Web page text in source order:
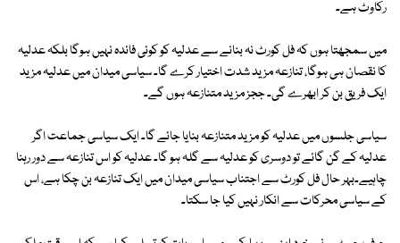
رکاوٹ ہے۔
میں سمجھتا ہوں کہ فل کورٹ نہ بنانے سے عدلیہ کو کوئی فائدہ نہیں ہوگا بلکہ عدلیہ
کا نقصان ہی ہوگا، تنازعہ مزید شدت اختیار کرے گا۔ سیاسی میدان میں عدلیہ مزید
ایک فریق بن کر ابھرے گی۔ ججز مزید متنازعہ ہوں گے۔
سیاسی جلسوں میں عدلیہ کو مزید متنازعہ بنایا جائے گا۔ ایک سیاسی جماعت اگر
عدلیہ کے گن گائے تو دوسری کو عدلیہ سے گلہ ہو گا۔ عدلیہ کو اس تنازعہ سے دور رہنا
چاہیے۔بہر حال فل کورٹ سے اجتناب سیاسی میدان میں ایک تنازعہ بن چکا ہے، اس
کے سیاسی محرکات سے انکار نہیں کیا جا سکتا۔